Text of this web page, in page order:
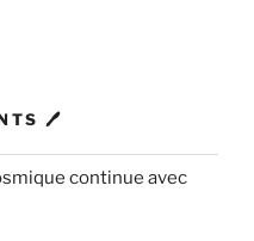
🖊
continue avec